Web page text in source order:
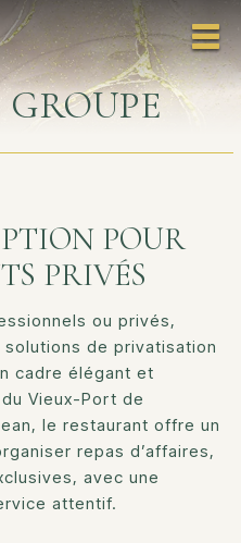
GROUPE
POUR
PRIVÉS
ou privés,
de privatisation
cadre élégant et
Vieux-Port de
le restaurant offre un
repas d’affaires,
avec une
attentif.